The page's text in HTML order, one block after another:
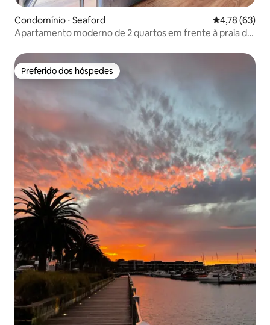
Condomínio ⋅ Seaford 4,78 de uma
4,78 (63)
Apartamento moderno de 2 quartos em frente à praia de
Preferido dos hóspedes
Preferido dos hóspedes